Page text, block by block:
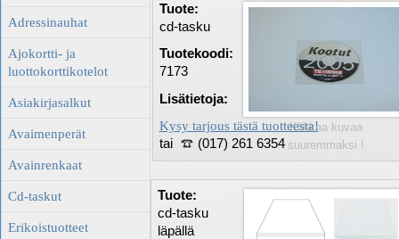
Adressinauhat
Ajokortti- ja
luottokorttikotelot
Asiakirjasalkut
Avaimenperät
Avainrenkaat
Cd-taskut
Erikoistuotteet
Tuote:
cd-tasku
Klikkaa kuvaa
suuremmaksi !
Tuotekoodi:
7173
Lisätietoja:
Kysy tarjous tästä tuotteesta!
tai (017) 261 6354
Tuote:
cd-tasku
läpällä